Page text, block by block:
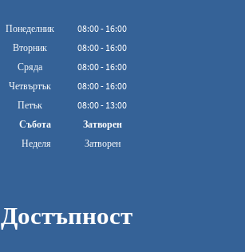
Понеделник 08:00- 16:00
От 08:00 до 16:00
Вторник 08:00- 16:00
От 08:00 до 16:00
Сряда 08:00- 16:00
От 08:00 до 16:00
Четвъртък 08:00- 16:00
От 08:00 до 16:00
Петък 08:00- 13:00
От 08:00 до 13:00 ч.
Събота
Затворен
Неделя
Затворен
Достъпност